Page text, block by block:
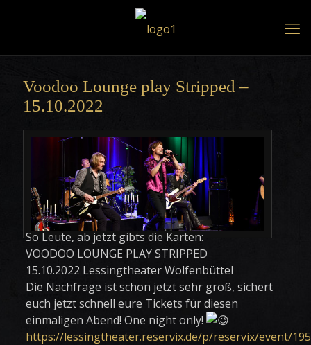
Voodoo Lounge play Stripped –
15.10.2022
So Leute, ab jetzt gibts die Karten:
VOODOO LOUNGE PLAY STRIPPED
15.10.2022 Lessingtheater Wolfenbüttel
Die Nachfrage ist schon jetzt sehr groß, sichert
euch jetzt schnell eure Tickets für diesen
einmaligen Abend! One night only!
https://lessingtheater.reservix.de/p/reservix/event/